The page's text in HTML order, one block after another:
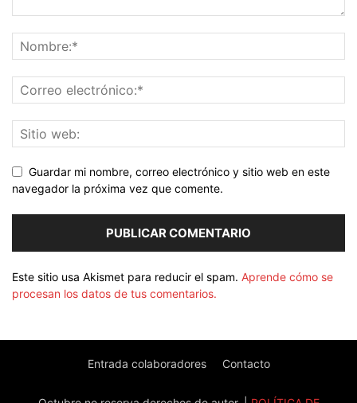
Guardar mi nombre, correo electrónico y sitio web en este
navegador la próxima vez que comente.
Este sitio usa Akismet para reducir el spam. Aprende cómo se
procesan los datos de tus comentarios.
Entrada colaboradores Contacto